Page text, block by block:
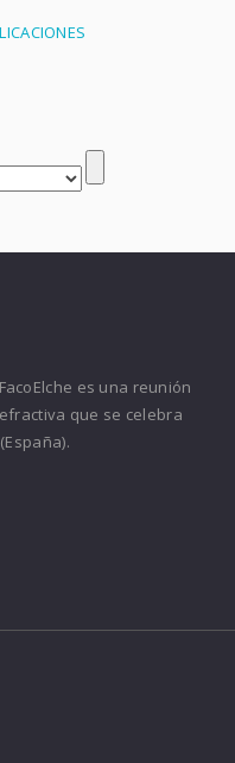
es una reunión
que se celebra